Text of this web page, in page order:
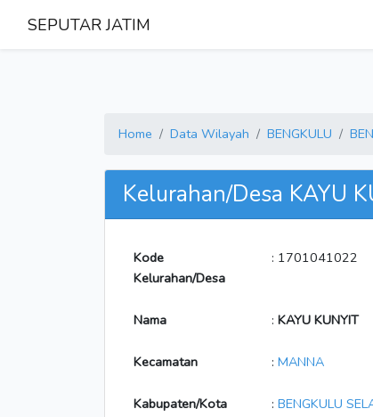
SEPUTAR JATIM
Home Data Wilayah BENGKULU
Kelurahan/Desa KAYU
Kode
Kelurahan/Desa
: 1701041022
Nama : KAYU KUNYIT
Kecamatan : MANNA
Kabupaten/Kota : BENGKULU